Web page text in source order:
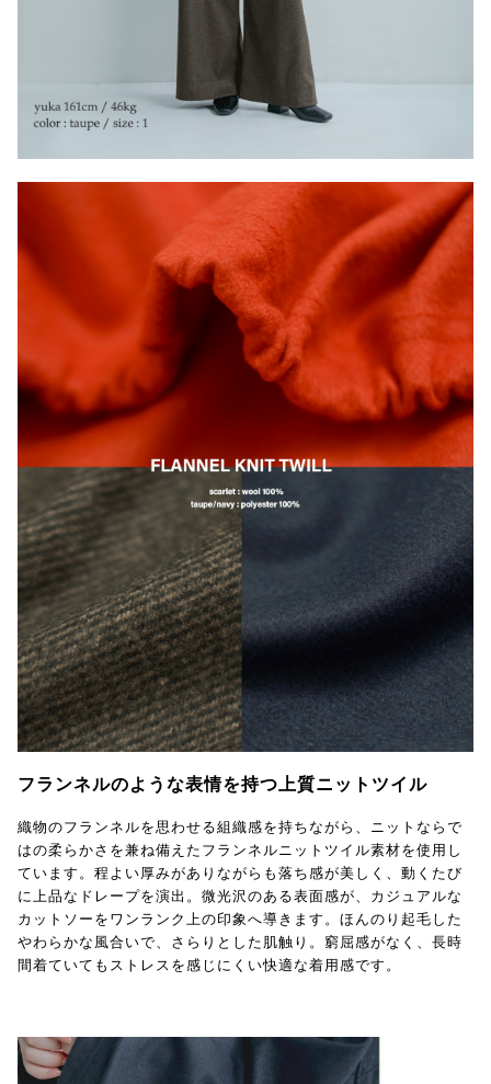
フランネルのような表情を持つ上質ニットツイル
織物のフランネルを思わせる組織感を持ちながら、ニットならで
はの柔らかさを兼ね備えたフランネルニットツイル素材を使用し
ています。程よい厚みがありながらも落ち感が美しく、動くたび
に上品なドレープを演出。微光沢のある表面感が、カジュアルな
カットソーをワンランク上の印象へ導きます。ほんのり起毛した
やわらかな風合いで、さらりとした肌触り。窮屈感がなく、長時
間着ていてもストレスを感じにくい快適な着用感です。